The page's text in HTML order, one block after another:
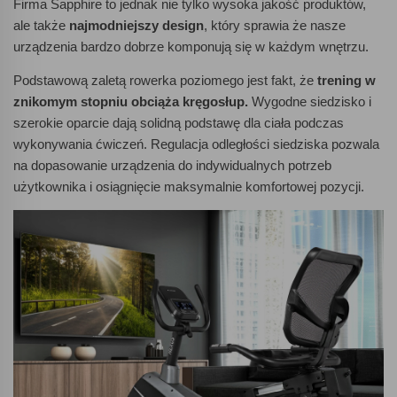
Firma Sapphire to jednak nie tylko wysoka jakość produktów,
ale także najmodniejszy design, który sprawia że nasze
urządzenia bardzo dobrze komponują się w każdym wnętrzu.
Podstawową zaletą rowerka poziomego jest fakt, że trening w
znikomym stopniu obciąża kręgosłup. Wygodne siedzisko i
szerokie oparcie dają solidną podstawę dla ciała podczas
wykonywania ćwiczeń. Regulacja odległości siedziska pozwala
na dopasowanie urządzenia do indywidualnych potrzeb
użytkownika i osiągnięcie maksymalnie komfortowej pozycji.